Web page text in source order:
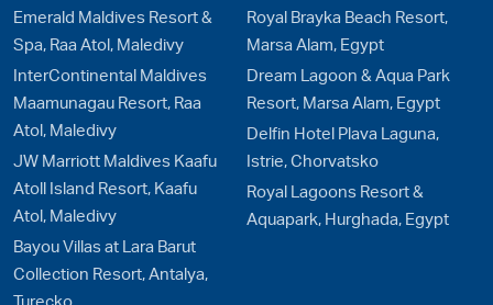
Emerald Maldives Resort &
Spa, Raa Atol, Maledivy
InterContinental Maldives
Maamunagau Resort, Raa
Atol, Maledivy
JW Marriott Maldives Kaafu
Atoll Island Resort, Kaafu
Atol, Maledivy
Bayou Villas at Lara Barut
Collection Resort, Antalya,
Turecko
Royal Brayka Beach Resort,
Marsa Alam, Egypt
Dream Lagoon & Aqua Park
Resort, Marsa Alam, Egypt
Delfin Hotel Plava Laguna,
Istrie, Chorvatsko
Royal Lagoons Resort &
Aquapark, Hurghada, Egypt